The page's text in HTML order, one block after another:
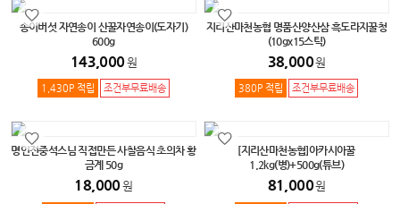
송이버섯 자연송이 산꿀자연송이(도자기)
600g
143,000원
1,430P 적립 조건부무료배송
지리산마천농협 명품산양산삼 흑도라지꿀청
(10gx15스틱)
38,000원
380P 적립 조건부무료배송
명인전중석스님 직접만든 사찰음식 초의차 황
금계 50g
18,000원
[지리산마천농협]아카시아꿀
1.2kg(병)+500g(튜브)
81,000원